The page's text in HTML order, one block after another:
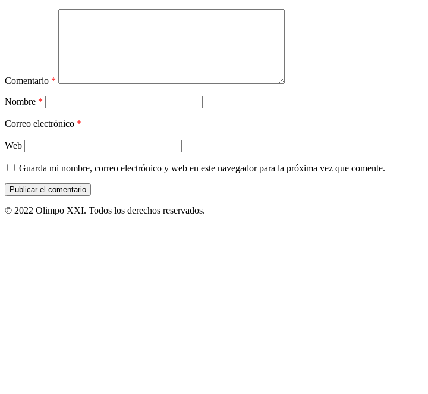
Comentario *
Nombre *
Correo electrónico *
Web
Guarda mi nombre, correo electrónico y web en este navegador para la próxima vez que comente.
© 2022 Olimpo XXI. Todos los derechos reservados.